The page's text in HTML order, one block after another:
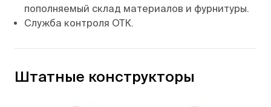
пополняемый склад материалов и фурнитуры.
Служба контроля ОТК.
Штатные конструкторы